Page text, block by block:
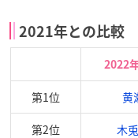
2021年との比較
2022
第1位 黄
第2位 木